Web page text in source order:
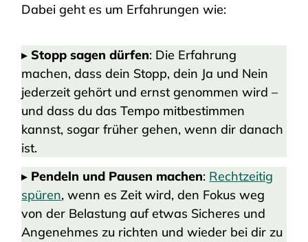
Dabei geht es um Erfahrungen wie:
▸Stopp sagen dürfen: Die Erfahrung
machen, dass dein Stopp, dein Ja und Nein
jederzeit gehört und ernst genommen wird –
und dass du das Tempo mitbestimmen
kannst, sogar früher gehen, wenn dir danach
ist.
▸ Pendeln und Pausen machen: Rechtzeitig
spüren, wenn es Zeit wird, den Fokus weg
von der Belastung auf etwas Sicheres und
Angenehmes zu richten und wieder bei dir zu